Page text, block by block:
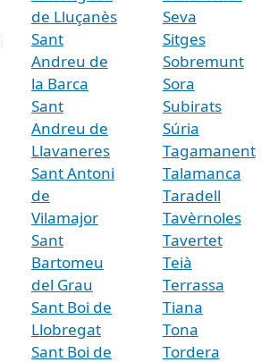
de Lluçanès
Sant
Andreu de
la Barca
Sant
Andreu de
Llavaneres
Sant Antoni
de
Vilamajor
Sant
Bartomeu
del Grau
Sant Boi de
Llobregat
Sant Boi de
Seva
Sitges
Sobremunt
Sora
Subirats
Súria
Tagamanent
Talamanca
Taradell
Tavèrnoles
Tavertet
Teià
Terrassa
Tiana
Tona
Tordera